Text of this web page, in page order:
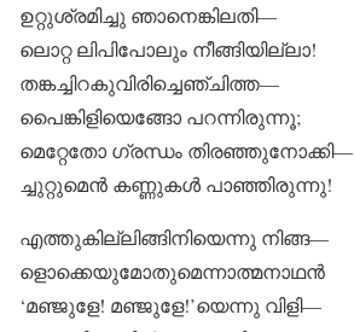
ഉറ്റുശ്രമിച്ചു ഞാനെങ്കിലതി—
ലൊറ്റ ലിപിപോലും നീങ്ങിയില്ലാ!
തങ്കച്ചിറകുവിരിച്ചെഞ്ചിത്ത—
പൈങ്കിളിയെങ്ങോ പറന്നിരുന്നൂ;
മെറ്റേതോ ഗ്രന്ധം തിരഞ്ഞുനോക്കി—
ച്ചുറ്റുമെൻ കണ്ണുകൾ പാഞ്ഞിരുന്നു!
എത്തുകില്ലിങ്ങിനിയെന്നു നിങ്ങ—
ളൊക്കെയുമോതുമെന്നാത്മനാഥൻ
‘മഞ്ജുളേ! മഞ്ജുളേ!’യെന്നു വിളി—